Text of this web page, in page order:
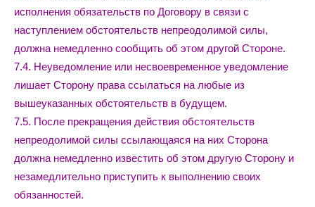
исполнения обязательств по Договору в связи с
наступлением обстоятельств непреодолимой силы,
должна немедленно сообщить об этом другой Стороне.
7.4. Неуведомление или несвоевременное уведомление
лишает Сторону права ссылаться на любые из
вышеуказанных обстоятельств в будущем.
7.5. После прекращения действия обстоятельств
непреодолимой силы ссылающаяся на них Сторона
должна немедленно известить об этом другую Сторону и
незамедлительно приступить к выполнению своих
обязанностей.